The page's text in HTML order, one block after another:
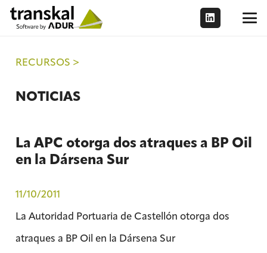
RECURSOS >
NOTICIAS
La APC otorga dos atraques a BP Oil
en la Dársena Sur
11/10/2011
La Autoridad Portuaria de Castellón otorga dos
atraques a BP Oil en la Dársena Sur